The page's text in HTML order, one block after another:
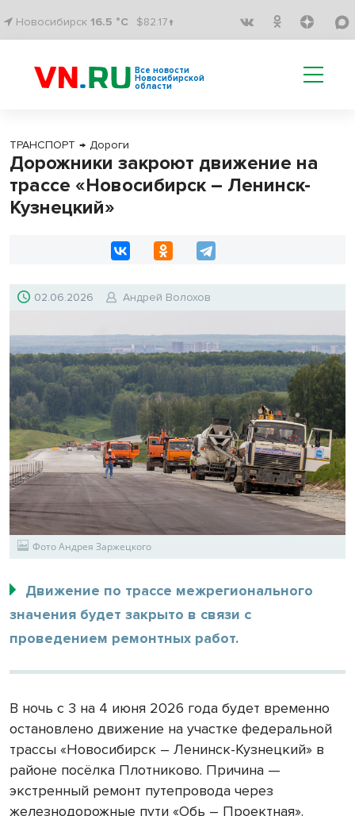
Новосибирск 16.5 °C $82.17↑
Все новости
Новосибирской
области
ТРАНСПОРТ → Дороги
Дорожники закроют движение на
трассе «Новосибирск – Ленинск-
Кузнецкий»
02.06.2026 Андрей Волохов
Фото Андрея Заржецкого
Движение по трассе межрегионального
значения будет закрыто в связи с
проведением ремонтных работ.
В ночь с 3 на 4 июня 2026 года будет временно
остановлено движение на участке федеральной
трассы «Новосибирск – Ленинск-Кузнецкий» в
районе посёлка Плотниково. Причина —
экстренный ремонт путепровода через
железнодорожные пути «Обь – Проектная».